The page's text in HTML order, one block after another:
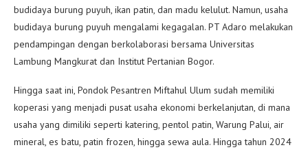
budidaya burung puyuh, ikan patin, dan madu kelulut. Namun, usaha
budidaya burung puyuh mengalami kegagalan. PT Adaro melakukan
pendampingan dengan berkolaborasi bersama Universitas
Lambung Mangkurat dan Institut Pertanian Bogor.
Hingga saat ini, Pondok Pesantren Miftahul Ulum sudah memiliki
koperasi yang menjadi pusat usaha ekonomi berkelanjutan, di mana
usaha yang dimiliki seperti katering, pentol patin, Warung Palui, air
mineral, es batu, patin frozen, hingga sewa aula. Hingga tahun 2024